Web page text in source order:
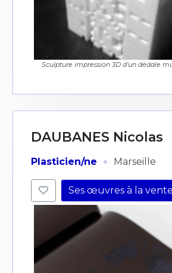
Sculpture impression 3D d’un dédale
DAUBANES Nicolas
Plasticien/ne · Marseille
Ses œuvres à la vente